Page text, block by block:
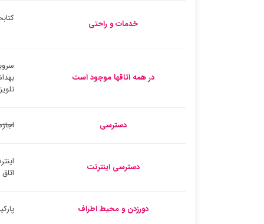
خدمات و راحتی
در همه اتاقها موجود است
دسترسی
دسترسی اینترنت
اتاق
دورزدن و محیط اطراف